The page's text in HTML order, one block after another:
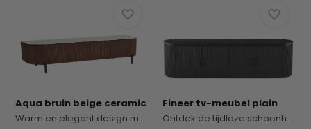
Aqua bruin beige ceramic
Warm en elegant design met een verfijnde uitstra...
Fineer tv-meubel plain
Ontdek de tijdloze schoonheid van ons fineer tv-...